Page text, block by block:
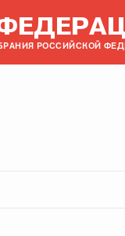
РОССИЙСКОЙ